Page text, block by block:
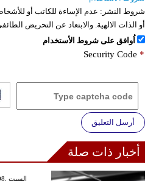
شروط النشر: عدم الإساءة للكاتب أو
أو الذات الالهية. والابتعاد عن التحريض
اُوافق على شروط الأستخدام
Security Code *
أرسل التعليق
أخبار ذات صلة
GMT 07:19 2026 السبت ,08 آب / أغسطس